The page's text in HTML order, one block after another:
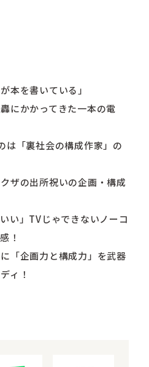
本を書いている」
にかかってきた一本の電
は「裏社会の構成作家」の
ザの出所祝いの企画・構成
い」TVじゃできないノーコ
！
「企画力と構成力」を武器
ィ！